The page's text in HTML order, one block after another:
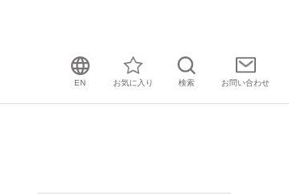
EN お気に入り 検索 お問い合わせ